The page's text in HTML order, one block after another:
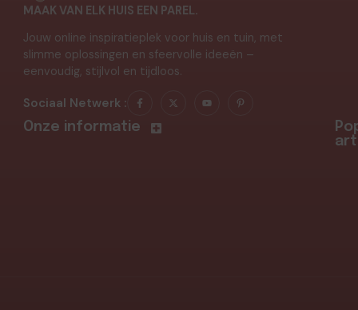
MAAK VAN ELK HUIS EEN PAREL.
Jouw online inspiratieplek voor huis en tuin, met
slimme oplossingen en sfeervolle ideeën –
eenvoudig, stijlvol en tijdloos.
Sociaal Netwerk :
Onze informatie